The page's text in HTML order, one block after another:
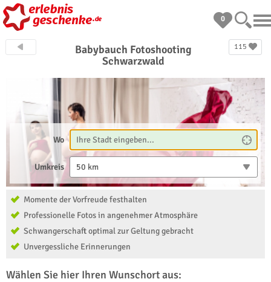
0
115
Babybauch Fotoshooting
Schwarzwald
Wo
Umkreis 50 km
Momente der Vorfreude festhalten
Professionelle Fotos in angenehmer Atmosphäre
Schwangerschaft optimal zur Geltung gebracht
Unvergessliche Erinnerungen
Wählen Sie hier Ihren Wunschort aus: